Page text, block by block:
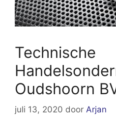
Technische
Oudshoorn
juli 13, 2020 door Arjan